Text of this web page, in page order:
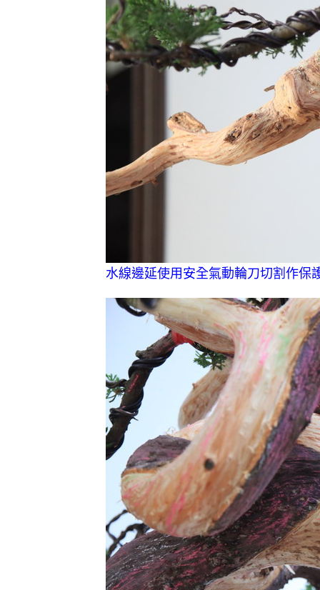
水線邊延使用安全氣動輪刀切割作保